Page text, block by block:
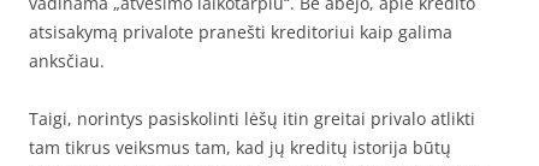
atsisakymą privalote pranešti kreditoriui kaip galima
anksčiau.
Taigi, norintys pasiskolinti lėšų itin greitai privalo atlikti
tam tikrus veiksmus tam, kad jų kreditų istorija būtų